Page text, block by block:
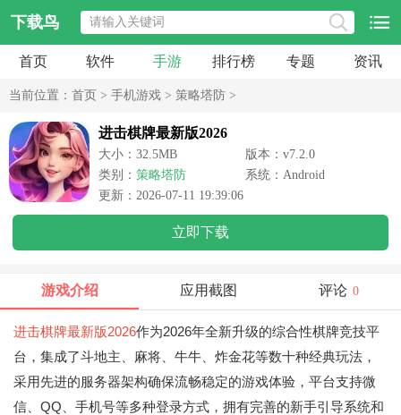
下载鸟
首页 软件 手游 排行榜 专题 资讯
当前位置： 首页 > 手机游戏 > 策略塔防 >
进击棋牌最新版2026
大小：32.5MB
版本：v7.2.0
类别： 策略塔防
系统：Android
更新：2026-07-11 19:39:06
立即下载
游戏介绍 应用截图 评论 0
进击棋牌最新版2026作为2026年全新升级的综合性棋牌竞技平
台，集成了斗地主、麻将、牛牛、炸金花等数十种经典玩法，
采用先进的服务器架构确保流畅稳定的游戏体验，平台支持微
信、QQ、手机号等多种登录方式，拥有完善的新手引导系统和